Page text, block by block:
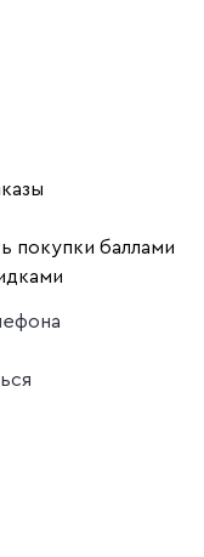
покупки баллами